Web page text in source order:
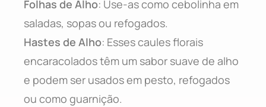
Folhas de Alho: Use-as como cebolinha em
saladas, sopas ou refogados.
Hastes de Alho: Esses caules florais
encaracolados têm um sabor suave de alho
e podem ser usados em pesto, refogados
ou como guarnição.